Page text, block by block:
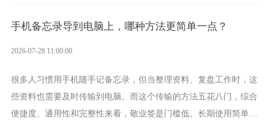
手机备忘录导到电脑上，哪种方法更简单一点？
2026-07-28 11:00:00
很多人习惯用手机随手记备忘录，但当整理资料、复盘工作时，这
些资料也需要及时传输到电脑。而这个传输的方法五花八门，综合
便捷度、通用性和完整性来看，敬业签是门槛低、长期使用简单的